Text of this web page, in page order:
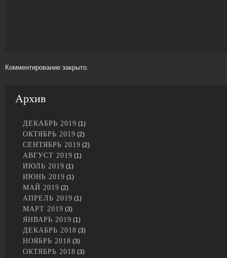
Комментирование закрыто.
Архив
ДЕКАБРЬ 2019 (1)
ОКТЯБРЬ 2019 (2)
СЕНТЯБРЬ 2019 (2)
АВГУСТ 2019 (1)
ИЮЛЬ 2019 (1)
ИЮНЬ 2019 (1)
МАЙ 2019 (2)
АПРЕЛЬ 2019 (1)
МАРТ 2019 (3)
ЯНВАРЬ 2019 (1)
ДЕКАБРЬ 2018 (3)
НОЯБРЬ 2018 (3)
ОКТЯБРЬ 2018 (3)